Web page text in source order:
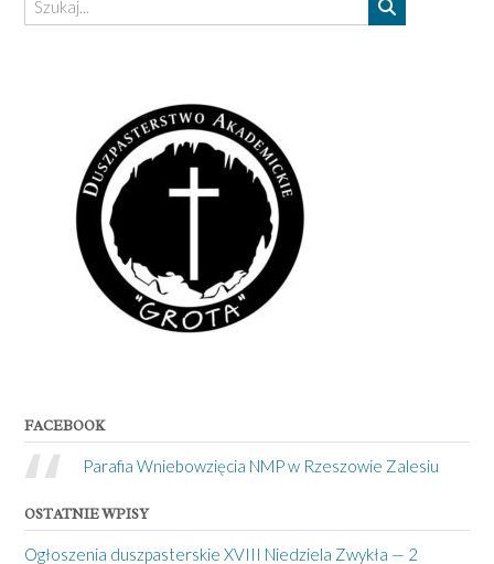
FACEBOOK
Parafia Wniebowzięcia NMP w Rzeszowie Zalesiu
OSTATNIE WPISY
Ogłoszenia duszpasterskie XVIII Niedziela Zwykła — 2